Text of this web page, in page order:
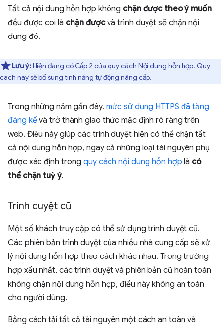
Tất cả nội dung hỗn hợp không chặn được theo ý muốn
đều được coi là chặn đượcvà trình duyệt sẽ chặn nội
dung đó.
Lưu ý:Hiện đang có Cấp 2 của quy cách Nội dung hỗn hợp. Quy
cách này sẽ bổ sung tính năng tự động nâng cấp.
Trong những năm gần đây, mức sử dụng HTTPS đã tăng
đáng kể và trở thành giao thức mặc định rõ ràng trên
web. Điều này giúp các trình duyệt hiện có thể chặn tất
cả nội dung hỗn hợp, ngay cả những loại tài nguyên phụ
được xác định trong quy cách nội dung hỗn hợp là có
thể chặn tuỳ ý.
Trình duyệt cũ
Một số khách truy cập có thể sử dụng trình duyệt cũ.
Các phiên bản trình duyệt của nhiều nhà cung cấp sẽ xử
lý nội dung hỗn hợp theo cách khác nhau. Trong trường
hợp xấu nhất, các trình duyệt và phiên bản cũ hoàn toàn
không chặn nội dung hỗn hợp, điều này không an toàn
cho người dùng.
Bằng cách tải tất cả tài nguyên một cách an toàn và